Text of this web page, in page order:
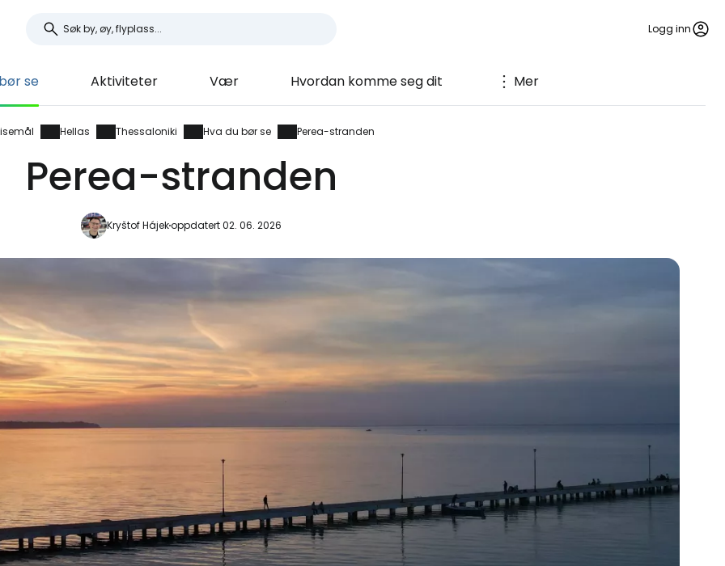
Logg inn
se Aktiviteter Vær Hvordan komme seg dit Mer
Hellas Thessaloniki Hva du bør se Perea-stranden
Perea-stranden
Kryštof Hájekoppdatert 02. 06. 2026